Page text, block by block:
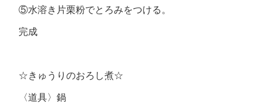
⑤水溶き片栗粉でとろみをつける。
完成
☆きゅうりのおろし煮☆
〈道具〉鍋